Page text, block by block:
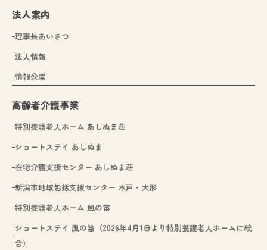
法人案内
理事長あいさつ
法人情報
情報公開
高齢者介護事業
特別養護老人ホーム あしぬま荘
ショートステイ あしぬま
在宅介護支援センター あしぬま荘
新潟市地域包括支援センター 木戸・大形
特別養護老人ホーム 風の笛
ショートステイ 風の笛（2026年4月1日より特別養護老人ホームに統
合）